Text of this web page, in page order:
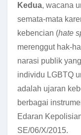
Kedua, wacana
semata-mata
kebencian (hate
merenggut hak-
narasi publik
individu LGBTQ
adalah ujaran
berbagai
Edaran
SE/06/X/2015.